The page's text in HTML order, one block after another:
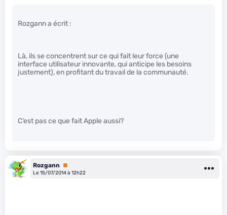
Rozgann a écrit :
Là, ils se concentrent sur ce qui fait leur force (une
interface utilisateur innovante, qui anticipe les besoins
justement), en profitant du travail de la communauté.
C’est pas ce que fait Apple aussi?
Rozgann
Premium
Le 15/07/2014 à 12h22